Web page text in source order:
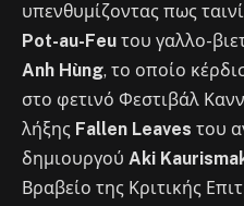
υπενθυμίζοντας πως
Pot-au-Feu του γαλλο-
Anh Hùng, το οποίο
στο φετινό Φεστιβάλ
λήξης Fallen Leaves του
δημιουργού Aki
Βραβείο της Κριτικής